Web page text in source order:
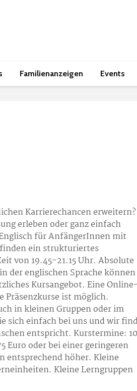
Familienanzeigen Events
Karrierechancen erweitern?
erleben oder ganz einfach
für AnfängerInnen mit
ein strukturiertes
von 19.45-21.15 Uhr. Absolute
der englischen Sprache
Kursangebot. Eine
Präsenzkurse ist möglich.
in kleinen Gruppen oder im
sich einfach bei uns und wir
entspricht. Kurstermine:
Euro oder bei einer geringeren
entsprechend höher. Kleine
Kleine Lerngruppen